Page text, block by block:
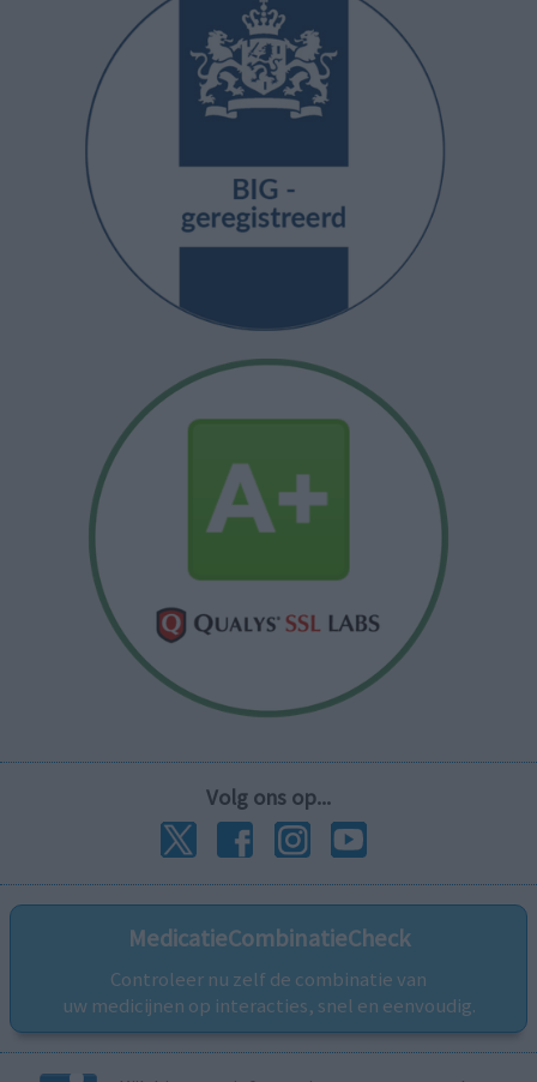
Volg ons op...
MedicatieCombinatieCheck
Controleer nu zelf de combinatie van
uw medicijnen op interacties, snel en eenvoudig.